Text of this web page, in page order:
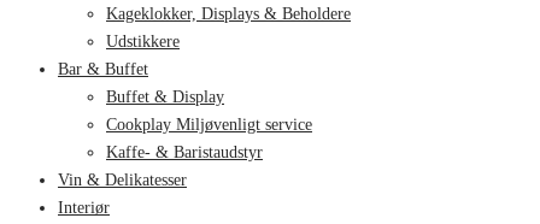
Kageklokker, Displays & Beholdere
Udstikkere
Bar & Buffet
Buffet & Display
Cookplay Miljøvenligt service
Kaffe- & Baristaudstyr
Vin & Delikatesser
Interiør